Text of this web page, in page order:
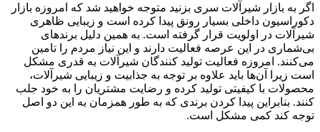
اگر به بازار شیرآلات سری بزنید متوجه خواهید شد که امروزه بازار
دکوراسیون داخلی بسیار رونق پیدا کرده است و زیبایی ظاهری
شیرآلات در اولویت قرار گرفته است. به همین دلیل برندهای
بی‌شماری در این عرصه فعالیت دارند و این نیاز مردم را تامین
می‌کنند. امروزه فعالیت تولید کنندگان شیرآلات به قدری مشکل
است زیرا آن‌ها باید علاوه بر توجه به جذابیت و زیبایی شیرآلات،
محصولات با کیفیتی تولید کرده و رضایت مشتریان را به خود جلب
کنند. بنابراین پیدا کردن برندی که به طور همزمان به این دو اصل
توجه کند کمی مشکل است.